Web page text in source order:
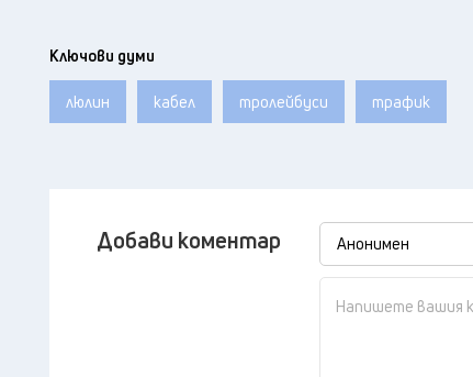
Ключови думи
люлин кабел тролейбуси трафик
Добави коментар